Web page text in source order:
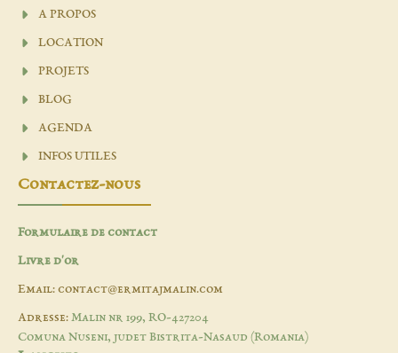
A PROPOS
LOCATION
PROJETS
BLOG
AGENDA
INFOS UTILES
Contactez-nous
Formulaire de contact
Livre d'or
Email: contact@ermitajmalin.com
Adresse: Malin nr 199, RO-427204
Comuna Nuseni, judet Bistrita-Nasaud (Romania)